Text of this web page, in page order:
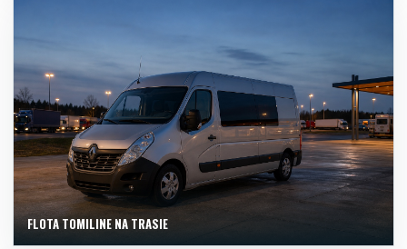
FLOTA TOMILINE NA TRASIE